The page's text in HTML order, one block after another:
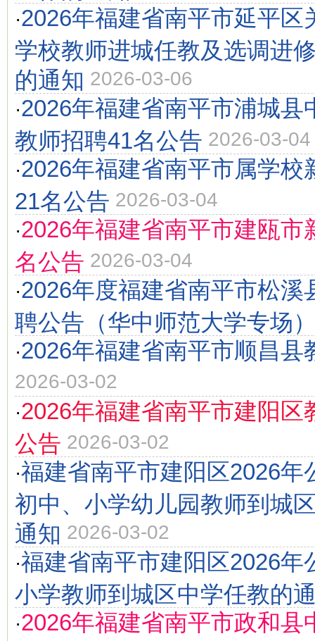
·2026年福建省南平市延平区
学校教师进城任教及选调进
的通知 2026-03-06
·2026年福建省南平市浦城县
教师招聘41名公告 2026-03-04
·2026年福建省南平市属学校
21名公告 2026-03-04
·2026年福建省南平市建瓯市
名公告 2026-03-04
·2026年度福建省南平市松溪
聘公告（华中师范大学专场
·2026年福建省南平市顺昌县
2026-03-02
·2026年福建省南平市建阳区
公告 2026-03-02
·福建省南平市建阳区2026年
初中、小学幼儿园教师到城
通知 2026-03-02
·福建省南平市建阳区2026年
小学教师到城区中学任教的
·2026年福建省南平市政和县